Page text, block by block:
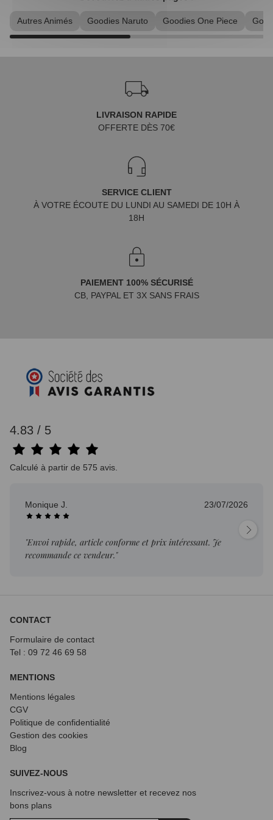
Autres Animés Goodies Naruto Goodies One Piece
LIVRAISON RAPIDE
OFFERTE DÈS 70€
SERVICE CLIENT
À VOTRE ÉCOUTE DU LUNDI AU SAMEDI DE 10H À
18H
PAIEMENT 100% SÉCURISÉ
CB, PAYPAL ET 3X SANS FRAIS
4.83 / 5
Calculé à partir de 575 avis.
Monique J. 23/07/2026
"Envoi rapide, article conforme et prix intéressant. Je
recommande ce vendeur."
CONTACT
Formulaire de contact
Tel : 09 72 46 69 58
MENTIONS
Mentions légales
CGV
Politique de confidentialité
Gestion des cookies
Blog
SUIVEZ-NOUS
Inscrivez-vous à notre newsletter et recevez nos
bons plans